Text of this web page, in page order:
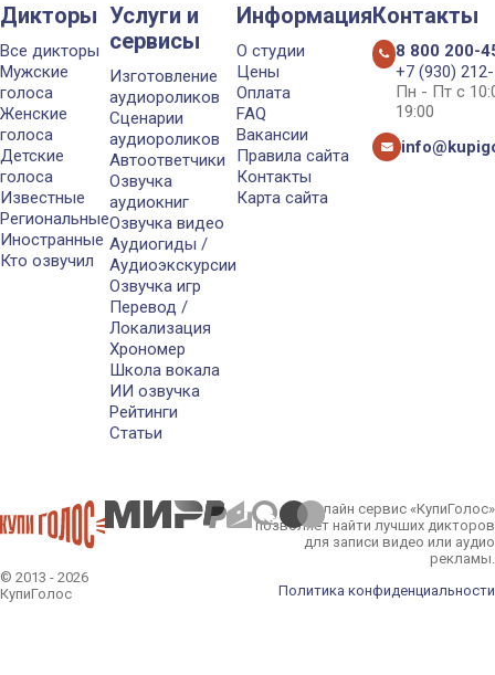
Дикторы
Все дикторы
Мужские
голоса
Женские
голоса
Детские
голоса
Известные
Региональные
Иностранные
Кто озвучил
Услуги и
сервисы
Изготовление
аудиороликов
Сценарии
аудиороликов
Автоответчики
Озвучка
аудиокниг
Озвучка видео
Аудиогиды /
Аудиоэкскурсии
Озвучка игр
Перевод /
Локализация
Хрономер
Школа вокала
ИИ озвучка
Рейтинги
Статьи
Информация
О студии
Цены
Оплата
FAQ
Вакансии
Правила сайта
Контакты
Карта сайта
Контакты
8 800 200-
+7 (930)
Пн - Пт с
19:00
© 2013 - 2026
КупиГолос
Онлайн сервис «КупиГолос»
позволяет найти лучших дикторов
для записи видео или аудио
рекламы.
Политика конфиденциальности